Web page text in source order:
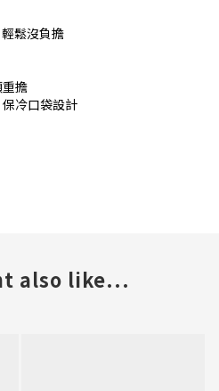
鬆沒負擔
擔
冷口袋設計
also like...